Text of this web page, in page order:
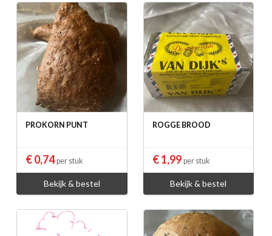
PROKORN PUNT
€ 0,74per stuk
Bekijk & bestel
ROGGE BROOD
€ 1,99 per stuk
Bekijk & bestel